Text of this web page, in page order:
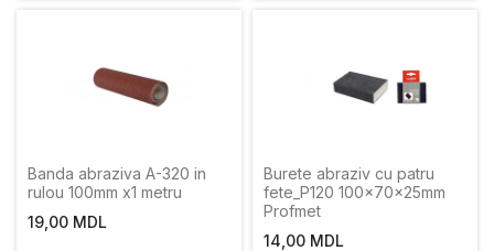
Banda abraziva A-320 in
rulou 100mm х1 metru
19,00 MDL
Burete abraziv cu patru
fete_P120 100x70x25mm
Profmet
14,00 MDL